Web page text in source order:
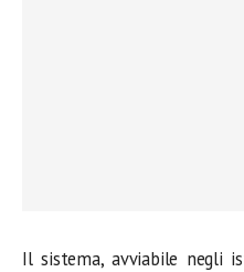
Il sistema, avviabile negli